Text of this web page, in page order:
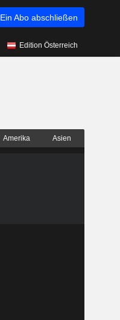
Ein Abo abschließen
Edition Österreich
Amerika Asien